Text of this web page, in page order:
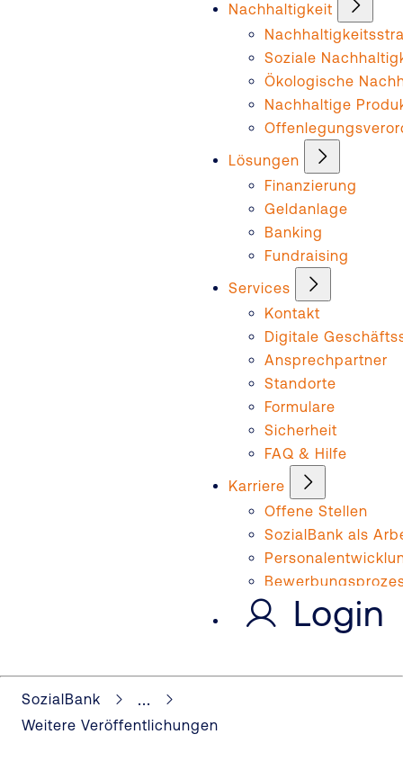
Nachhaltigkeit
Soziale
Ökologische
Nachhaltige
Lösungen
Finanzierung
Geldanlage
Banking
Fundraising
Services
Kontakt
Digitale
Ansprechpartner
Standorte
Formulare
Sicherheit
FAQ & Hilfe
Karriere
Offene Stellen
SozialBank als
Login
SozialBank ...
Weitere Veröffentlichungen